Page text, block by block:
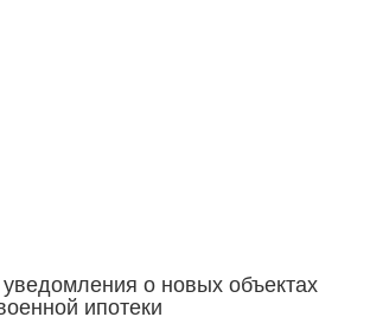
о новых объектах
ипотеки